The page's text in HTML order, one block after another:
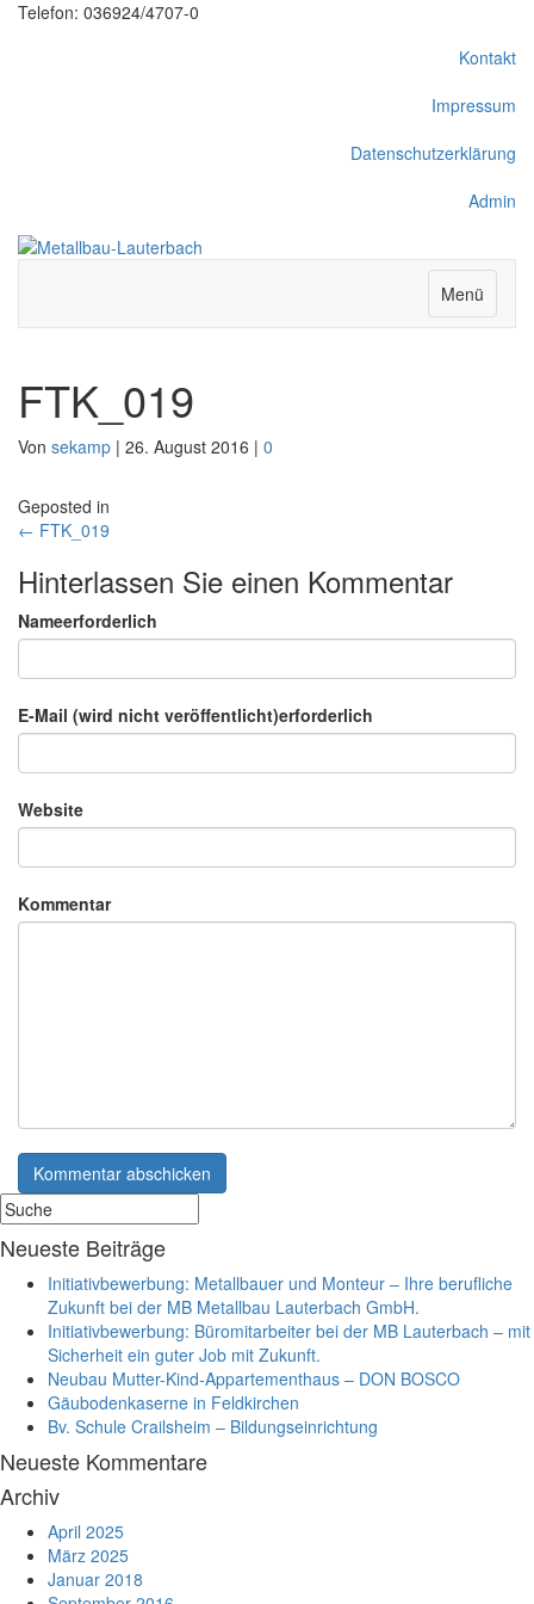
Telefon: 036924/4707-0
Kontakt
Impressum
Datenschutzerklärung
Admin
Menü
FTK_019
Von sekamp | 26. August 2016 | 0
Geposted in
← FTK_019
Hinterlassen Sie einen Kommentar
Nameerforderlich
E-Mail (wird nicht veröffentlicht)erforderlich
Website
Kommentar
Neueste Beiträge
Initiativbewerbung: Metallbauer und Monteur – Ihre berufliche
Zukunft bei der MB Metallbau Lauterbach GmbH.
Initiativbewerbung: Büromitarbeiter bei der MB Lauterbach – mit
Sicherheit ein guter Job mit Zukunft.
Neubau Mutter-Kind-Appartementhaus – DON BOSCO
Gäubodenkaserne in Feldkirchen
Bv. Schule Crailsheim – Bildungseinrichtung
Neueste Kommentare
Archiv
April 2025
März 2025
Januar 2018